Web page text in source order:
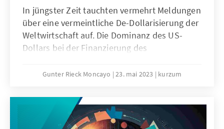
In jüngster Zeit tauchten vermehrt Meldungen
über eine vermeintliche De-Dollarisierung der
Weltwirtschaft auf. Die Dominanz des US-
Dollars bei der Finanzierung des
herausgehobene Rolle als Reservewährung
Renminbi und den Aufbau eines BRICS-
eigenen Zahlungssystems bedroht.
Gunter Rieck Moncayo 23. mai 2023 kurzum